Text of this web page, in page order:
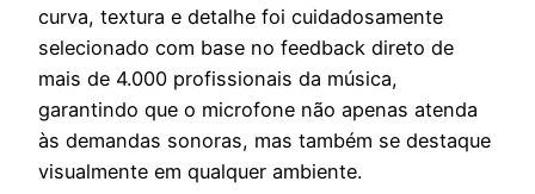
curva, textura e detalhe foi cuidadosamente
selecionado com base no feedback direto de
mais de 4.000 profissionais da música,
garantindo que o microfone não apenas atenda
às demandas sonoras, mas também se destaque
visualmente em qualquer ambiente.